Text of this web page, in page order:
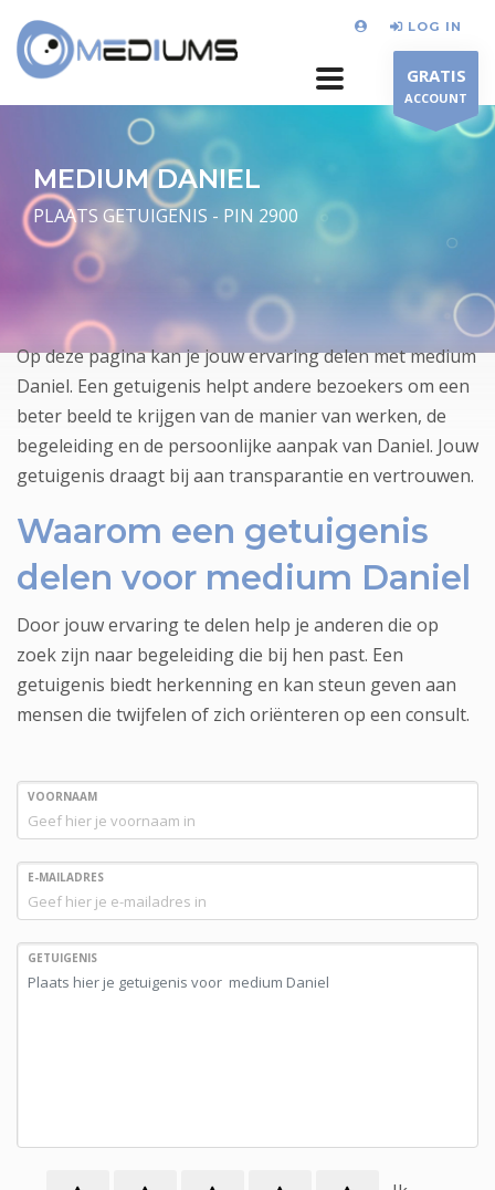
LOG IN
GRATIS
ACCOUNT
MEDIUM DANIEL
PLAATS GETUIGENIS - PIN 2900
Op deze pagina kan je jouw ervaring delen met medium
Daniel. Een getuigenis helpt andere bezoekers om een
beter beeld te krijgen van de manier van werken, de
begeleiding en de persoonlijke aanpak van Daniel. Jouw
getuigenis draagt bij aan transparantie en vertrouwen.
Waarom een getuigenis
delen voor medium Daniel
Door jouw ervaring te delen help je anderen die op
zoek zijn naar begeleiding die bij hen past. Een
getuigenis biedt herkenning en kan steun geven aan
mensen die twijfelen of zich oriënteren op een consult.
VOORNAAM
E-MAILADRES
GETUIGENIS